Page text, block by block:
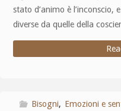
stato d’animo è l’inconscio,
diverse da quelle della
Bisogni, Emozioni e